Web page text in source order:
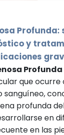
Profunda:
y
Profunda
que ocurre
sanguíneo,
profunda
en
en las